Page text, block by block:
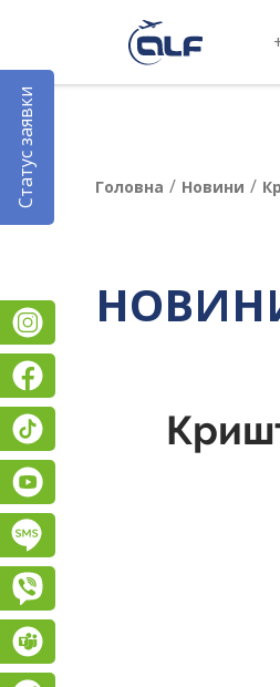
Статус заявки
Instagram
Головна / Новини /